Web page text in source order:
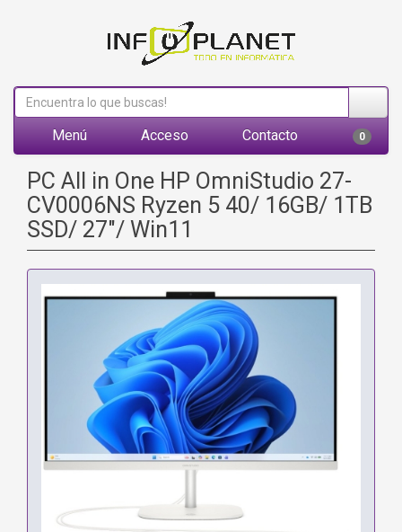
Menú Acceso Contacto 0
PC All in One HP OmniStudio 27-
CV0006NS Ryzen 5 40/ 16GB/ 1TB
SSD/ 27"/ Win11